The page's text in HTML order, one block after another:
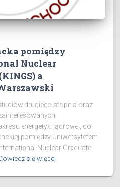
pomiędzy
Nuclear
a
drugiego stopnia oraz
energetyki jądrowej, do
pomiędzy Uniwersytetem
Nuclear Graduate
się więcej